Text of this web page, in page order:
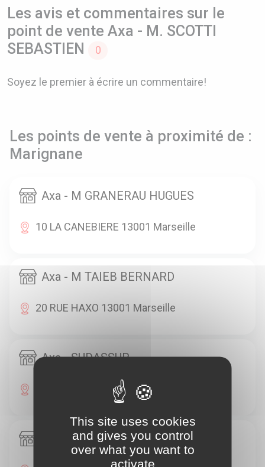
Les avis et commentaires sur le
point de vente Axa - M. SCOTTI
SEBASTIEN
0
Soyez le premier à écrire un commentaire!
Les points de vente à proximité de :
Marignane
Axa - M GRANERAU HUGUES
10 LA CANEBIERE 13001 Marseille
Axa - M TAIEB BERNARD
20 RUE HAXO 13001 Marseille
Axa - SUDASSUR
16 RUE BEAUVAU 13001 Marseille
Axa - M DELACOUR PHILIPPE
This site uses cookies
and gives you control
over what you want to
activate